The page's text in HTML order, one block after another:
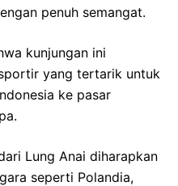
penuh semangat.
kunjungan ini
yang tertarik untuk
ke pasar
Lung Anai diharapkan
seperti Polandia,